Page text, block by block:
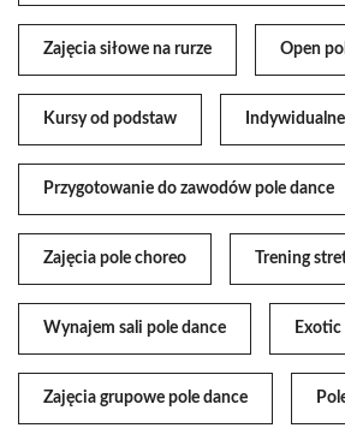
Zajęcia siłowe na rurze Open
Kursy od podstaw
Przygotowanie do zawodów pole dance
Zajęcia pole choreo Trening
Wynajem sali pole dance Exotic
Zajęcia grupowe pole dance